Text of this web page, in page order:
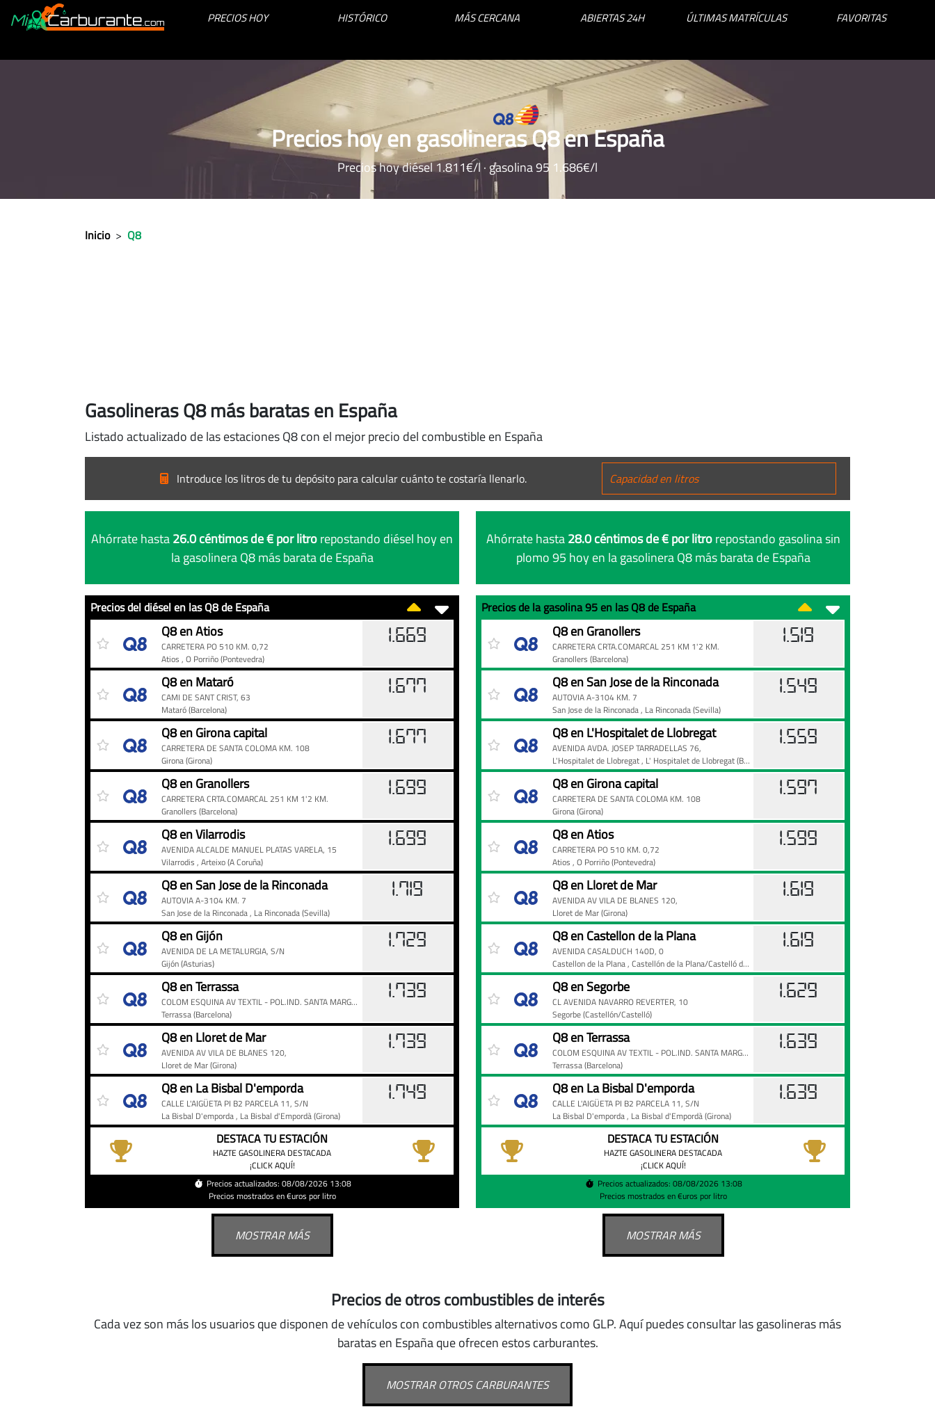
PRECIOS HOY HISTÓRICO MÁS CERCANA ABIERTAS 24H ÚLTIMAS MATRÍCULAS FAVORITAS
Precios hoy en gasolineras Q8 en España
Precios hoy diésel 1.811€/l · gasolina 95 1.686€/l
Inicio > Q8
Gasolineras Q8 más baratas en España
Listado actualizado de las estaciones Q8 con el mejor precio del combustible en España
Introduce los litros de tu depósito para calcular cuánto te costaría llenarlo.
Ahórrate hasta26.0 céntimos de € por litrorepostando diésel hoy en
la gasolinera Q8 más barata de España
Precios del diésel en las Q8 de España
del
las
España
PrecioQ8 en Atios
CARRETERA PO 510 KM. 0,72
Atios , O Porriño(Pontevedra)
1.669
Q8 en Mataró
CAMI DE SANT CRIST, 63
Mataró(Barcelona)
1.677
Q8 en Girona capital
CARRETERA DE SANTA COLOMA KM. 108
Girona(Girona)
1.677
Q8 en Granollers
CARRETERA CRTA.COMARCAL 251 KM 1'2 KM.
Granollers (Barcelona)
1.699
Q8 en Vilarrodis
AVENIDA ALCALDE MANUEL PLATAS VARELA, 15
Vilarrodis , Arteixo(A Coruña)
1.699
Q8 en San Jose de la Rinconada
AUTOVIA A-3104 KM. 7
San Jose de la Rinconada, La Rinconada(Sevilla)
1.719
Q8 en Gijón
AVENIDA DE LA METALURGIA, S/N
Gijón(Asturias)
1.729
Q8 en Terrassa
COLOM ESQUINA AV TEXTIL - POL.IND. SANTA MARGARIDA 2,
Terrassa(Barcelona)
1.739
Q8 en Lloret de Mar
AVENIDA AV VILA DE BLANES 120,
Lloret de Mar(Girona)
1.739
Q8 en La Bisbal D'emporda
CALLE L'AIGÜETA PI B2 PARCELA 11, S/N
La Bisbal D'emporda, La Bisbal d'Empordà(Girona)
1.749
DESTACA TU ESTACIÓN
HAZTE GASOLINERA DESTACADA
¡CLICK AQUÍ!
Precios actualizados: 08/08/2026 13:08
Precios mostrados en €uros por litro
MOSTRAR MÁS
Ahórrate hasta28.0 céntimos de € por litrorepostando gasolina sin
plomo 95 hoy en la gasolinera Q8 más barata de España
Precios de la gasolina 95 en las Q8 de España
de
95
Q8
España
PrecioQ8 en Granollers
CARRETERA CRTA.COMARCAL 251 KM 1'2 KM.
Granollers (Barcelona)
1.519
Q8 en San Jose de la Rinconada
AUTOVIA A-3104 KM. 7
San Jose de la Rinconada, La Rinconada(Sevilla)
1.549
Q8 en L'Hospitalet de Llobregat
AVENIDA AVDA. JOSEP TARRADELLAS 76,
L'Hospitalet de Llobregat, L' Hospitalet de Llobregat(Barcelona)
1.559
Q8 en Girona capital
CARRETERA DE SANTA COLOMA KM. 108
Girona(Girona)
1.597
Q8 en Atios
CARRETERA PO 510 KM. 0,72
Atios , O Porriño(Pontevedra)
1.599
Q8 en Lloret de Mar
AVENIDA AV VILA DE BLANES 120,
Lloret de Mar(Girona)
1.619
Q8 en Castellon de la Plana
AVENIDA CASALDUCH 140D, 0
Castellon de la Plana, Castellón de la Plana/Castelló de la Plana
1.619
Q8 en Segorbe
CL AVENIDA NAVARRO REVERTER, 10
Segorbe(Castellón/Castelló)
1.629
Q8 en Terrassa
COLOM ESQUINA AV TEXTIL - POL.IND. SANTA MARGARIDA 2,
Terrassa(Barcelona)
1.639
Q8 en La Bisbal D'emporda
CALLE L'AIGÜETA PI B2 PARCELA 11, S/N
La Bisbal D'emporda, La Bisbal d'Empordà(Girona)
1.639
DESTACA TU ESTACIÓN
HAZTE GASOLINERA DESTACADA
¡CLICK AQUÍ!
Precios actualizados: 08/08/2026 13:08
Precios mostrados en €uros por litro
MOSTRAR MÁS
Precios de otros combustibles de interés
Cada vez son más los usuarios que disponen de vehículos con combustibles alternativos como GLP. Aquí puedes consultar las gasolineras más
baratas en España que ofrecen estos carburantes.
MOSTRAR OTROS CARBURANTES